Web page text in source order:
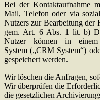
Bei der Kontaktaufnahme
Mail, Telefon oder via
Nutzers zur Bearbeitung der
gem. Art. 6 Abs. 1 lit. b)
Nutzer können in einem
System („CRM System“)
gespeichert werden.
Wir löschen die Anfragen,
Wir überprüfen die
die gesetzlichen